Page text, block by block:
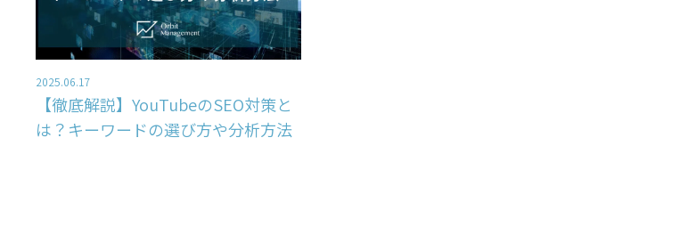
2025.06.17
【徹底解説】YouTubeのSEO対策と
は？キーワードの選び方や分析方法